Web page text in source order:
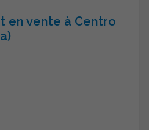
en vente à Centro